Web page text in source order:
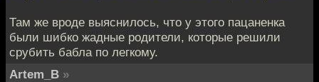
Там же вроде выяснилось, что у этого пацаненка
были шибко жадные родители, которые решили
срубить бабла по легкому.
Artem_B »